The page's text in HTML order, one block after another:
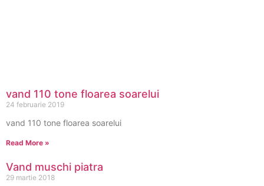
vand 110 tone floarea soarelui
24 februarie 2019
vand 110 tone floarea soarelui
Read More »
Vand muschi piatra
29 martie 2018